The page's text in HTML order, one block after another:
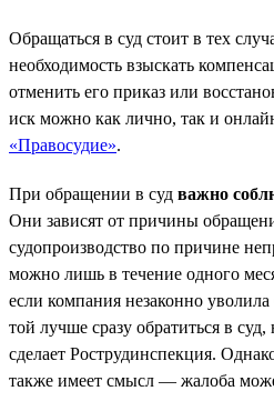
Обращаться в суд стоит в тех
необходимость взыскать
отменить его приказ или
иск можно как лично, так и
«Правосудие».
При обращении в суд важно
Они зависят от причины
судопроизводство по причине
можно лишь в течение одного
если компания незаконно
той лучше сразу обратиться в
сделает Рострудинспекция.
также имеет смысл — жалоба